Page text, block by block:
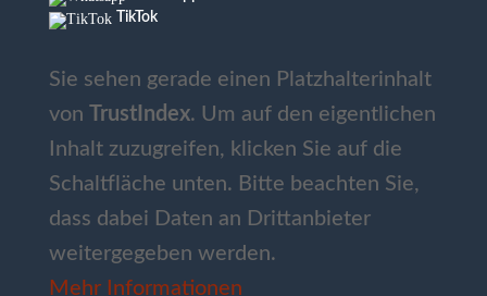
TikTok
Sie sehen gerade einen Platzhalterinhalt
von TrustIndex. Um auf den eigentlichen
Inhalt zuzugreifen, klicken Sie auf die
Schaltfläche unten. Bitte beachten Sie,
dass dabei Daten an Drittanbieter
weitergegeben werden.
Mehr Informationen